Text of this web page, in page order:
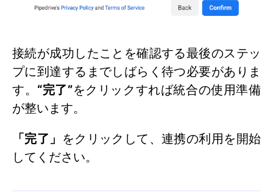
接続が成功したことを確認する最後のステッ
プに到達するまでしばらく待つ必要がありま
す。 “完了”をクリックすれば統合の使用準備
が整います。
「完了」 をクリックして、連携の利用を開始
してください。